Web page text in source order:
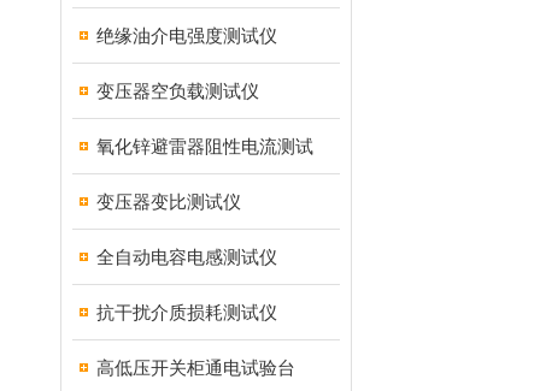
绝缘油介电强度测试仪
变压器空负载测试仪
氧化锌避雷器阻性电流测试
变压器变比测试仪
全自动电容电感测试仪
抗干扰介质损耗测试仪
高低压开关柜通电试验台